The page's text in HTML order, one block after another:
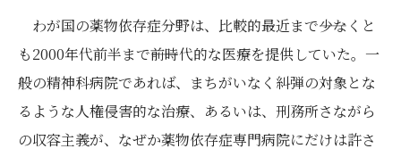
わが国の薬物依存症分野は、比較的最近まで――少なくと
も2000年代前半まで――前時代的な医療を提供していた。一
般の精神科病院であれば、まちがいなく糾弾の対象とな
るような人権侵害的な治療、あるいは、刑務所さながら
の収容主義が、なぜか薬物依存症専門病院にだけは許さ